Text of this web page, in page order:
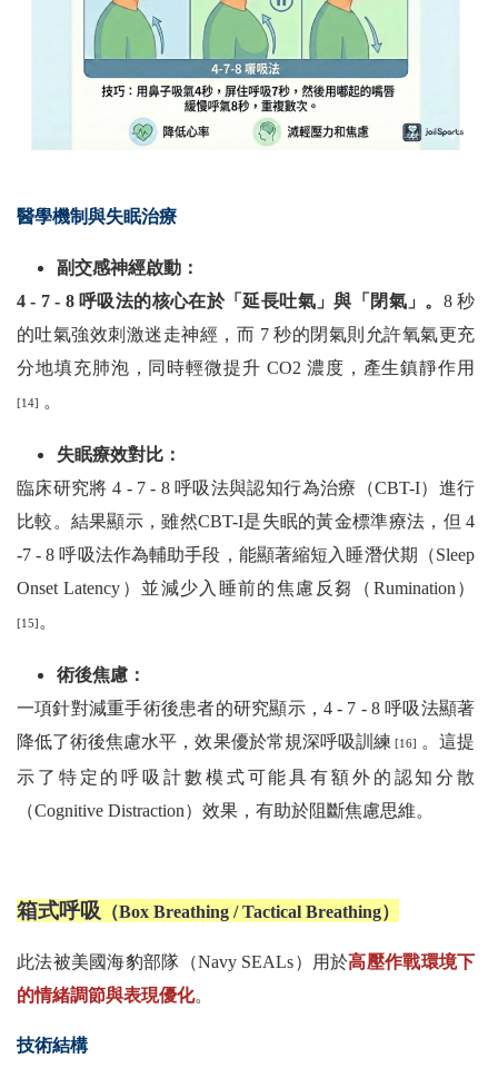
醫學機制與失眠治療
副交感神經啟動：
4 - 7 - 8 呼吸法的核心在於「延長吐氣」與「閉氣」。 8 秒
的吐氣強效刺激迷走神經，而 7 秒的閉氣則允許氧氣更充
分地填充肺泡，同時輕微提升 CO2 濃度，產生鎮靜作用
[14] 。
失眠療效對比：
臨床研究將 4 - 7 - 8 呼吸法與認知行為治療（CBT-I）進行
比較。結果顯示，雖然CBT-I是失眠的黃金標準療法，但 4
-7 - 8 呼吸法作為輔助手段，能顯著縮短入睡潛伏期（Sleep
Onset Latency）並減少入睡前的焦慮反芻（Rumination）
[15] 。
術後焦慮：
一項針對減重手術後患者的研究顯示，4 - 7 - 8 呼吸法顯著
降低了術後焦慮水平，效果優於常規深呼吸訓練 [16]
。這提
示了特定的呼吸計數模式可能具有額外的認知分散
（Cognitive Distraction）效果，有助於阻斷焦慮思維。
箱式呼吸 （Box Breathing / Tactical Breathing）
此法被美國海豹部隊（Navy SEALs）用於高壓作戰環境下
的情緒調節與表現優化。
技術結構